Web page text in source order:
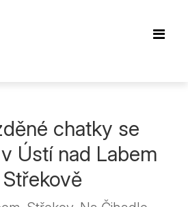
chatky se
Ústí nad Labem